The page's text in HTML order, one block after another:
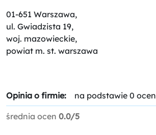
01-651 Warszawa,
ul. Gwiadzista 19,
woj. mazowieckie,
powiat m. st. warszawa
Opinia o firmie: na podstawie 0 ocen
średnia ocen 0.0/5